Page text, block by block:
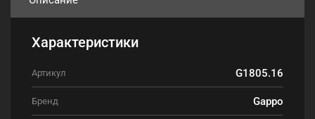
Характеристики
Артикул G1805.16
Бренд Gappo